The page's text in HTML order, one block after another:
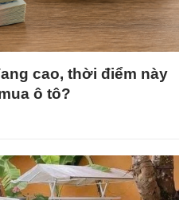
cao, thời điểm này
ô tô?